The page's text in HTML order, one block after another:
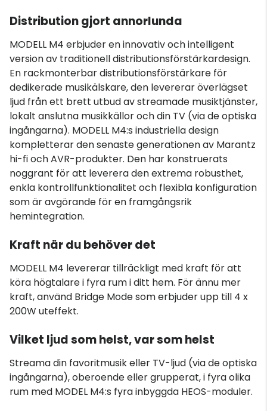
Distribution gjort annorlunda
MODELL M4 erbjuder en innovativ och intelligent
version av traditionell distributionsförstärkardesign.
En rackmonterbar distributionsförstärkare för
dedikerade musikälskare, den levererar överlägset
ljud från ett brett utbud av streamade musiktjänster,
lokalt anslutna musikkällor och din TV (via de optiska
ingångarna). MODELL M4:s industriella design
kompletterar den senaste generationen av Marantz
hi-fi och AVR-produkter. Den har konstruerats
noggrant för att leverera den extrema robusthet,
enkla kontrollfunktionalitet och flexibla konfiguration
som är avgörande för en framgångsrik
hemintegration.
Kraft när du behöver det
MODELL M4 levererar tillräckligt med kraft för att
köra högtalare i fyra rum i ditt hem. För ännu mer
kraft, använd Bridge Mode som erbjuder upp till 4 x
200W uteffekt.
Vilket ljud som helst, var som helst
Streama din favoritmusik eller TV-ljud (via de optiska
ingångarna), oberoende eller grupperat, i fyra olika
rum med MODEL M4:s fyra inbyggda HEOS-moduler.